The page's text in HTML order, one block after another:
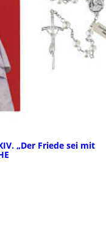
„Der Friede sei mit